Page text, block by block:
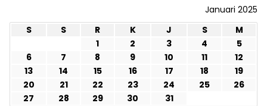
Januari 2025
S
S R K J S
M
1
2 3 4
5
6
7 8 9 10 11
12
13
14 15 16 17 18
19
20
21 22 23 24 25
26
27
28 29 30
31